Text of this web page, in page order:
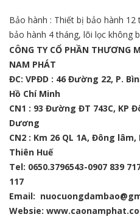
Bảo hành : Thiết bị bảo hành
bảo hành 4 tháng, lõi lọc không
CÔNG TY CỔ PHẦN THƯƠNG
NAM PHÁT
ĐC: VPĐD : 46 Đường 22, P.
Hồ Chí Minh
CN1 : 93 Đường ĐT 743C, KP
Dương
CN2 : Km 26 QL 1A, Đông
Thiên Huế
Tel: 0650.3796543-0907 839
117
Email:
Websie: